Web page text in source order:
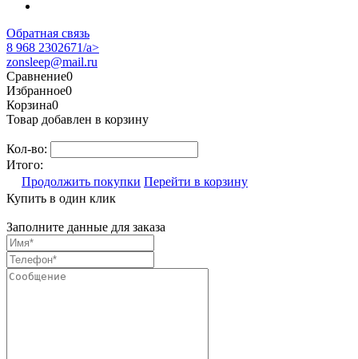
Обратная связь
8 968 2302671/a>
zonsleep@mail.ru
Сравнение0
Избранное0
Корзина0
Товар добавлен в корзину
Кол-во:
Итого:
Продолжить покупки Перейти в корзину
Купить в один клик
Заполните данные для заказа